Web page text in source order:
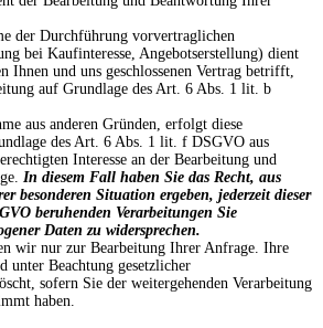
der Durchführung vorvertraglichen
bei Kaufinteresse, Angebotserstellung) dient
Ihnen und uns geschlossenen Vertrag betrifft,
auf Grundlage des Art. 6 Abs. 1 lit. b
aus anderen Gründen, erfolgt diese
des Art. 6 Abs. 1 lit. f DSGVO aus
Interesse an der Bearbeitung und
In diesem Fall haben Sie das Recht, aus
besonderen Situation ergeben, jederzeit dieser
beruhenden Verarbeitungen Sie
Daten zu widersprechen.
wir nur zur Bearbeitung Ihrer Anfrage. Ihre
unter Beachtung gesetzlicher
sofern Sie der weitergehenden Verarbeitung
haben.